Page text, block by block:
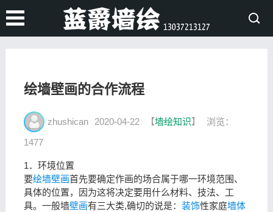
绘墙壁画的合作流程
zhushican 2020-04-22 【墙绘知识】
浏览：
1477
1．环境位置
要绘墙壁画首先要确定作画的场合属于哪一环境范围、
具体的位置，因为这将决定要用什么材料、技法、工
具。一般墙壁画有三大类,确切的说是： 装饰性家庭墙体